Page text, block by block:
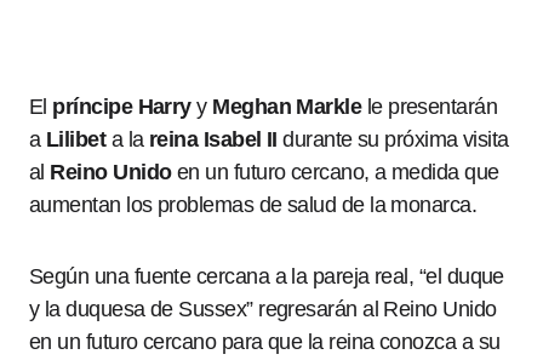
El príncipe Harryy Meghan Marklele presentarán
a Lilibeta la reina Isabel II durante su próxima visita
al Reino Unidoen un futuro cercano, a medida que
aumentan los problemas de salud de la monarca.
Según una fuente cercana a la pareja real, “el duque
y la duquesa de Sussex” regresarán al Reino Unido
en un futuro cercano para que la reina conozca a su